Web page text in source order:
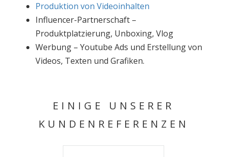
Produktion von Videoinhalten
Influencer-Partnerschaft –
Produktplatzierung, Unboxing, Vlog
Werbung – Youtube Ads und Erstellung von
Videos, Texten und Grafiken.
EINIGE UNSERER
KUNDENREFERENZEN